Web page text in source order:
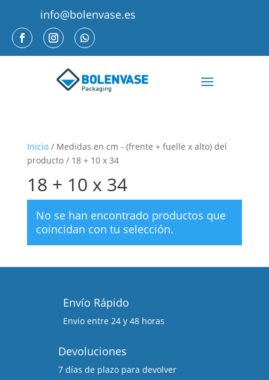
info@bolenvase.es
Inicio/ Medidas en cm - (frente + fuelle x alto) del
producto / 18 + 10 x 34
18 + 10 x 34
No se han encontrado productos que
coincidan con tu selección.
Envío Rápido
Envio entre 24 y 48 horas
Devoluciones
7 días de plazo para devolver